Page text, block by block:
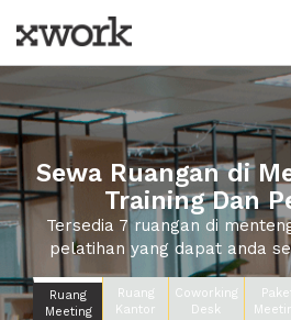
Sewa Ruangan di
Training Dan
Tersedia 7 ruangan di
pelatihan yang dapat anda
Ruang
Meeting
Ruang
Kantor
Coworking
Desk